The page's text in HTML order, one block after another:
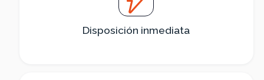
Disposición inmediata